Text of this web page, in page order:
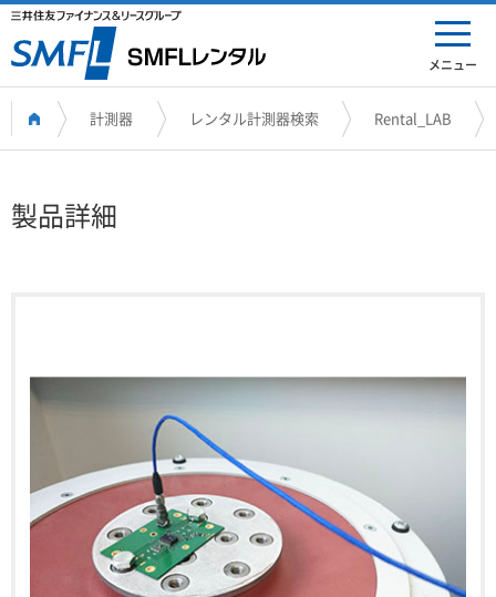
メニュー
計測器 レンタル計測器検索 Rental_LAB
製品詳細